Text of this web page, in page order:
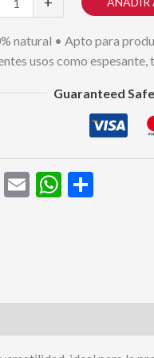
natural • Apto para
usos como
Guaranteed
Facebook
Email